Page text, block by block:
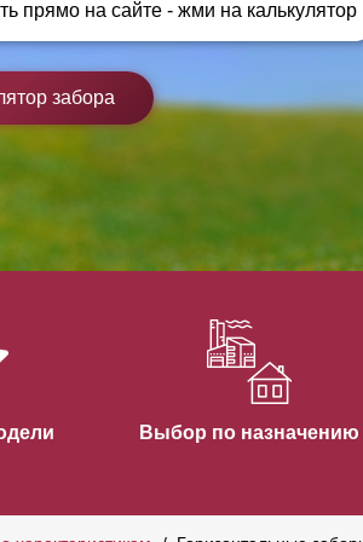
дачи
ограждения для школ
участок 10 соток
прямо на сайте - жми на калькулятор
забора
Выбор по назначению